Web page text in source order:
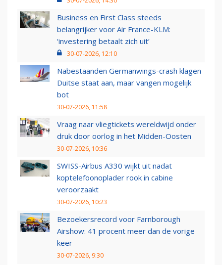
Business en First Class steeds
belangrijker voor Air France-KLM:
‘investering betaalt zich uit’
30-07-2026, 12:10
Nabestaanden Germanwings-crash klagen
Duitse staat aan, maar vangen mogelijk
bot
30-07-2026, 11:58
Vraag naar vliegtickets wereldwijd onder
druk door oorlog in het Midden-Oosten
30-07-2026, 10:36
SWISS-Airbus A330 wijkt uit nadat
koptelefoonoplader rook in cabine
veroorzaakt
30-07-2026, 10:23
Bezoekersrecord voor Farnborough
Airshow: 41 procent meer dan de vorige
keer
30-07-2026, 9:30